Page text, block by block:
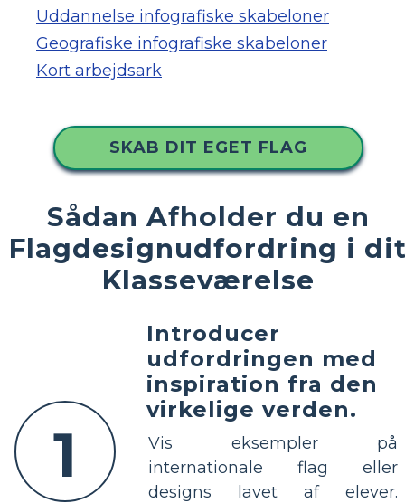
Uddannelse infografiske skabeloner
Geografiske infografiske skabeloner
Kort arbejdsark
SKAB DIT EGET FLAG
Sådan Afholder du en
Flagdesignudfordring i
Klasseværelse
1
Introducer
udfordringen med
inspiration fra den
virkelige verden.
Vis eksempler på
internationale flag eller
designs lavet af elever.